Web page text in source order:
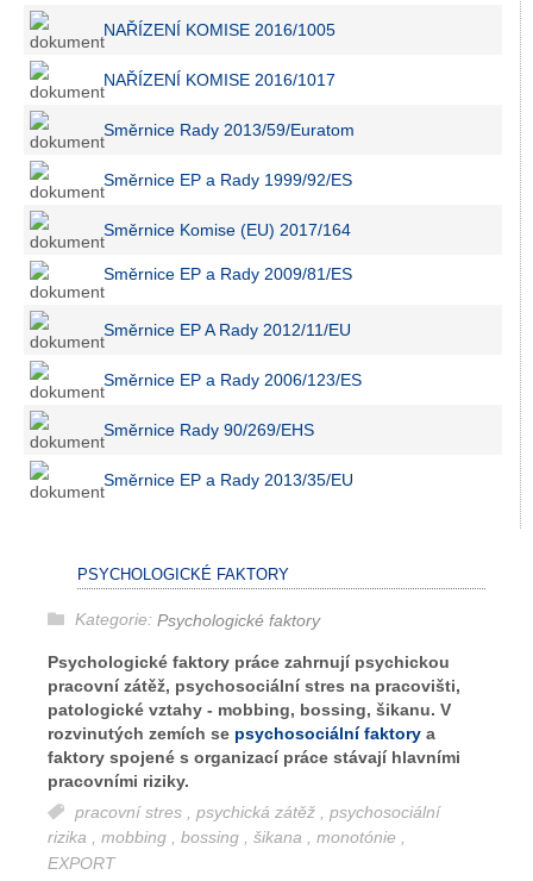
NAŘÍZENÍ KOMISE 2016/1005
NAŘÍZENÍ KOMISE 2016/1017
Směrnice Rady 2013/59/Euratom
Směrnice EP a Rady 1999/92/ES
Směrnice Komise (EU) 2017/164
Směrnice EP a Rady 2009/81/ES
Směrnice EP A Rady 2012/11/EU
Směrnice EP a Rady 2006/123/ES
Směrnice Rady 90/269/EHS
Směrnice EP a Rady 2013/35/EU
PSYCHOLOGICKÉ FAKTORY
Kategorie: Psychologické faktory
Psychologické faktory práce zahrnují psychickou
pracovní zátěž, psychosociální stres na pracovišti,
patologické vztahy - mobbing, bossing, šikanu. V
rozvinutých zemích se psychosociální faktory a
faktory spojené s organizací práce stávají hlavními
pracovními riziky.
pracovní stres , psychická zátěž , psychosociální
rizika , mobbing , bossing , šikana , monotónie ,
EXPORT